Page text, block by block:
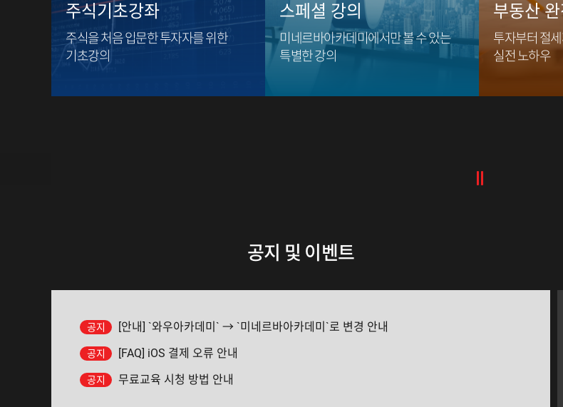
주식기초강좌
주식을 처음 입문한 투자자를 위한
기초강의
스페셜 강의
미네르바아카데미에서만 볼 수 있는
특별한 강의
부동산
투자부터 절
실전 노하우
공지 및 이벤트
공지 [안내] `와우아카데미` → `미네르바아카데미`로 변경 안내
공지 [FAQ] iOS 결제 오류 안내
공지 무료교육 시청 방법 안내